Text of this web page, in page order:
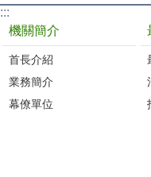
:::
機關簡介
首長介紹
業務簡介
幕僚單位